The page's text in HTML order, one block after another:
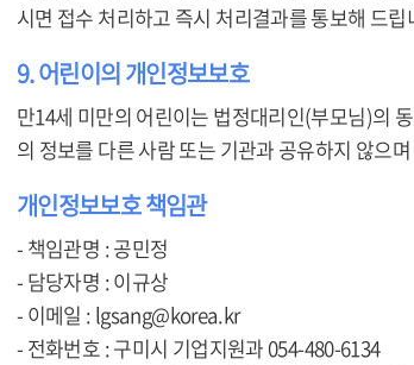
시면 접수 처리하고 즉시 처리결과를 통보해 드립
9. 어린이의 개인정보보호
만14세 미만의 어린이는 법정대리인(부모님)의
의 정보를 다른 사람 또는 기관과 공유하지 않으
개인정보보호 책임관
- 책임관명 : 공민정
- 담당자명 : 이규상
- 이메일 : lgsang@korea.kr
- 전화번호 : 구미시 기업지원과 054-480-6134